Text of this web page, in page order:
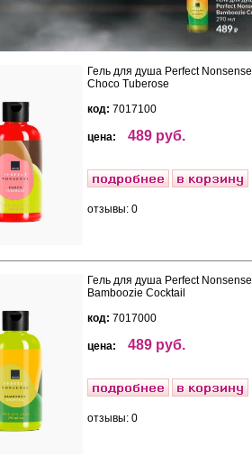
Гель для душа Perfect Nonsense
Choco Tuberose
код: 7017100
цена: 489 руб.
отзывы: 0
Гель для душа Perfect Nonsense
Bamboozie Cocktail
код: 7017000
цена: 489 руб.
отзывы: 0